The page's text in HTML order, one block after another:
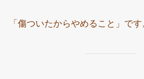
「傷ついたからやめること」です